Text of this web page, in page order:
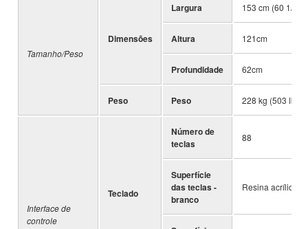
Tamanho/Peso
Dimensões
Largura 153 cm (60 1/4")
Altura 121cm
Profundidade 62cm
Peso Peso 228 kg (503 lbs)
Interface de
controle
Teclado
Número de
teclas
88
Superfície
das teclas -
branco
Resina acrílica